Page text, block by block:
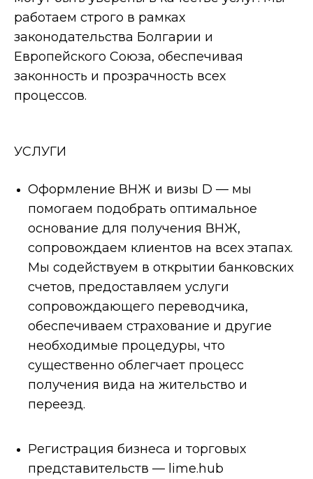
работаем строго в рамках
законодательства Болгарии и
Европейского Союза, обеспечивая
законность и прозрачность всех
процессов.
УСЛУГИ
Оформление ВНЖ и визы D — мы
помогаем подобрать оптимальное
основание для получения ВНЖ,
сопровождаем клиентов на всех этапах.
Мы содействуем в открытии банковских
счетов, предоставляем услуги
сопровождающего переводчика,
обеспечиваем страхование и другие
необходимые процедуры, что
существенно облегчает процесс
получения вида на жительство и
переезд.
Регистрация бизнеса и торговых
представительств — lime.hub